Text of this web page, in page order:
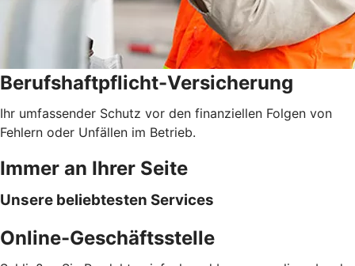
Berufshaftpflicht-Versicherung
Ihr umfassender Schutz vor den finanziellen Folgen von
Fehlern oder Unfällen im Betrieb.
Immer an Ihrer Seite
Unsere beliebtesten Services
Online-Geschäftsstelle